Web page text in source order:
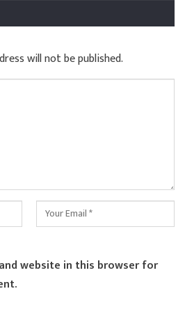
will not be published.
website in this browser for